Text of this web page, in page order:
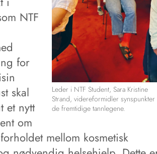
Leder i NTF Student, Sara Kristine
Strand, videreformidler synspunkter
de fremtidige tannlegene.
NTF
for
skal
et nytt
om
mellom kosmetisk